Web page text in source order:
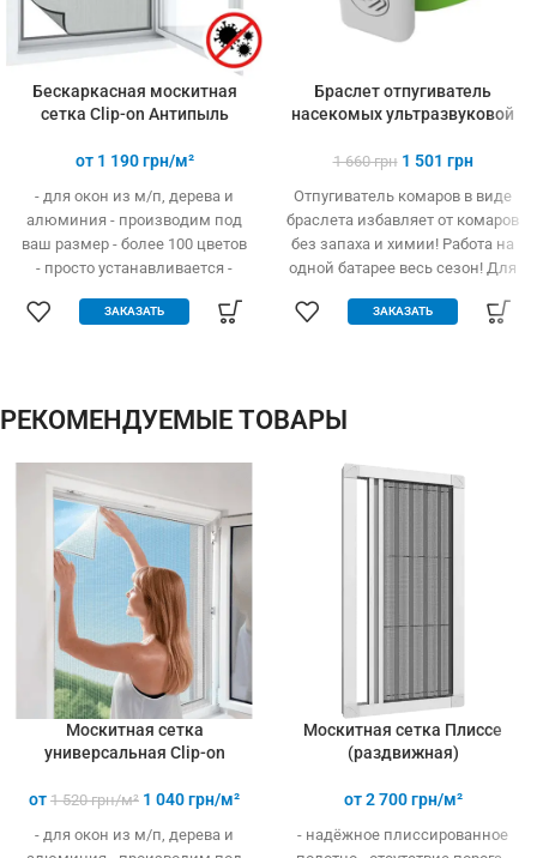
Бескаркасная москитная
сетка Clip-on Антипыль
от 1 190грн/м²
- для окон из м/п, дерева и
алюминия - производим под
ваш размер - более 100 цветов
- просто устанавливается -
дешевле аналогов при явных
размеры: треугольник,
трапеция - проста в установке
(инструмент не нужен)
ЗАКАЗАТЬ
Браслет отпугиватель
насекомых ультразвуковой
1 660грн 1 501 грн
Отпугиватель комаров в виде
браслета избавляет от комаров
без запаха и химии! Работа на
одной батарее весь сезон! Для
ЗАКАЗАТЬ
РЕКОМЕНДУЕМЫЕ ТОВАРЫ
Москитная сетка
универсальная Clip-on
от 1 520грн/м² 1 040грн/м²
- для окон из м/п, дерева и
Москитная сетка Плиссе
(раздвижная)
от 2 700грн/м²
- надёжное плиссированное